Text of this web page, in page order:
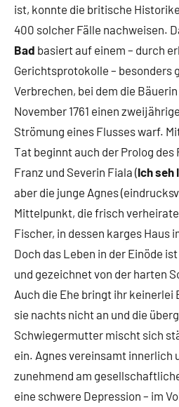
ist, konnte die britische
400 solcher Fälle nachweisen.
Bad basiert auf einem – durch
Gerichtsprotokolle – besonders
Verbrechen, bei dem die
November 1761 einen
Strömung eines Flusses warf.
Tat beginnt auch der Prolog des
Franz und Severin Fiala (Ich seh
aber die junge Agnes
Mittelpunkt, die frisch
Fischer, in dessen karges Haus
Doch das Leben in der Einöde
und gezeichnet von der harten
Auch die Ehe bringt ihr keinerlei
sie nachts nicht an und die
Schwiegermutter mischt sich
ein. Agnes vereinsamt innerlich
zunehmend am
eine schwere Depression – im